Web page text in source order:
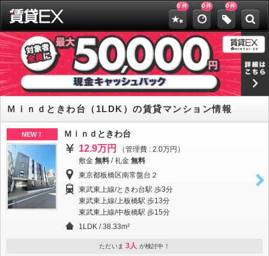
0 件 0件 0件
Ｍｉｎｄときわ台（1LDK）の賃貸マンション情報
NEW！ Ｍｉｎｄときわ台
12.9万円
（管理費 : 2.0万円）
敷金 無料 /礼金 無料
東京都板橋区南常盤台２
東武東上線/ときわ台駅 歩3分
東武東上線/上板橋駅 歩13分
東武東上線/中板橋駅 歩15分
1LDK / 38.33m²
ただいま 3人 が検討中！